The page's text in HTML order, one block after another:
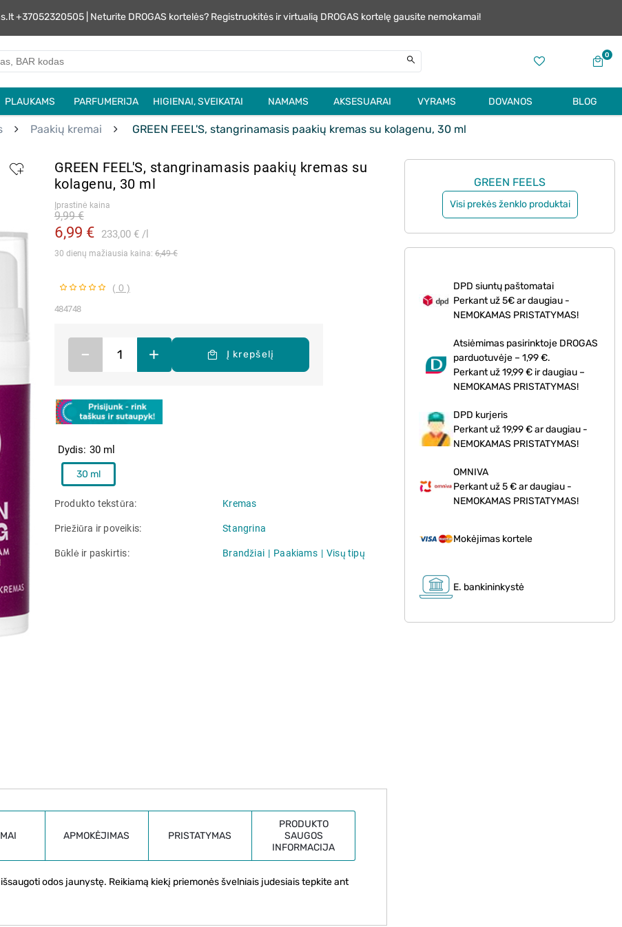
+37052320505 | Neturite DROGAS kortelės? Registruokitės ir virtualią DROGAS kortelę gausite nemokamai!
0
PLAUKAMS PARFUMERIJA HIGIENAI, SVEIKATAI NAMAMS AKSESUARAI VYRAMS DOVANOS BLOG
Paakių kremai GREEN FEEL'S, stangrinamasis paakių kremas su kolagenu, 30 ml
GREEN FEEL'S, stangrinamasis paakių kremas su
kolagenu, 30 ml
Įprastinė kaina
6,99 € 233,00 € l
9,99 €
30 dienų mažiausia kaina: 6,49 €
( 0 )
484748
Dydis 30 ml
30 ml
– + Į krepšelį
Produkto tekstūra Kremas
Priežiūra ir poveikis Stangrina
Būklė ir paskirtis Brandžiai Paakiams Visų tipų
GREEN FEELS
Visi prekės ženklo produktai
DPD siuntų paštomatai
Perkant už 5€ ar daugiau -
NEMOKAMAS PRISTATYMAS!
Atsiėmimas pasirinktoje DROGAS
parduotuvėje – 1,99 €.
Perkant už 19,99 € ir daugiau –
NEMOKAMAS PRISTATYMAS!
DPD kurjeris
Perkant už 19,99 € ar daugiau -
NEMOKAMAS PRISTATYMAS!
OMNIVA
Perkant už 5 € ar daugiau -
NEMOKAMAS PRISTATYMAS!
Mokėjimas kortele
E. bankininkystė
APMOKĖJIMAS PRISTATYMAS
PRODUKTO
SAUGOS
INFORMACIJA
odos jaunystę. Reikiamą kiekį priemonės švelniais judesiais tepkite ant